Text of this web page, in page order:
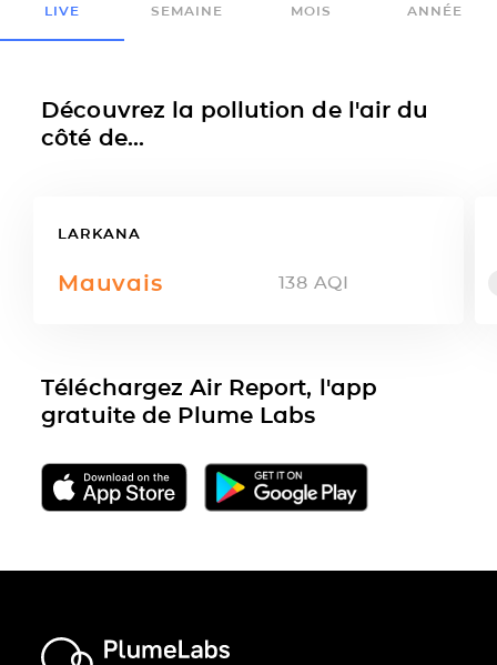
LIVE SEMAINE MOIS ANNÉE
Découvrez la pollution de l'air du
côté de...
LARKANA
Mauvais 138 AQI
Téléchargez Air Report, l'app
gratuite de Plume Labs